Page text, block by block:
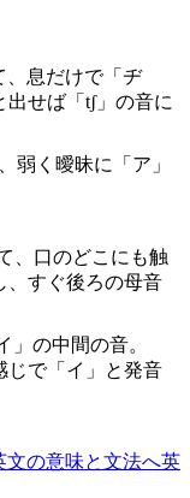
、息だけで「ヂ
せば「tʃ」の音に
弱く曖昧に「ア」
、口のどこにも触
、すぐ後ろの母音
」の中間の音。
じで「イ」と発音
文の意味と文法へ英